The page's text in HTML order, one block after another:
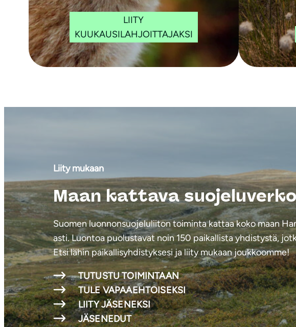
LIITY
KUUKAUSILAHJOITTAJAKSI
Liity mukaan
Maan kattava
Suomen luonnonsuojeluliiton toiminta kattaa koko maan
asti. Luontoa puolustavat noin 150 paikallista yhdistystä,
Etsi lähin paikallisyhdistyksesi ja liity mukaan joukkoomme!
TUTUSTU TOIMINTAAN
TULE VAPAAEHTOISEKSI
LIITY JÄSENEKSI
JÄSENEDUT